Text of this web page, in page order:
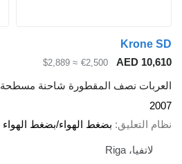
Krone SD
AED 10,610
€2,500
≈ $2,889
العربات نصف المقطورة شاحنة مسطحة
2007
نظام التعليق بضغط الهواء/بضغط الهواء
لاتفيا، Riga